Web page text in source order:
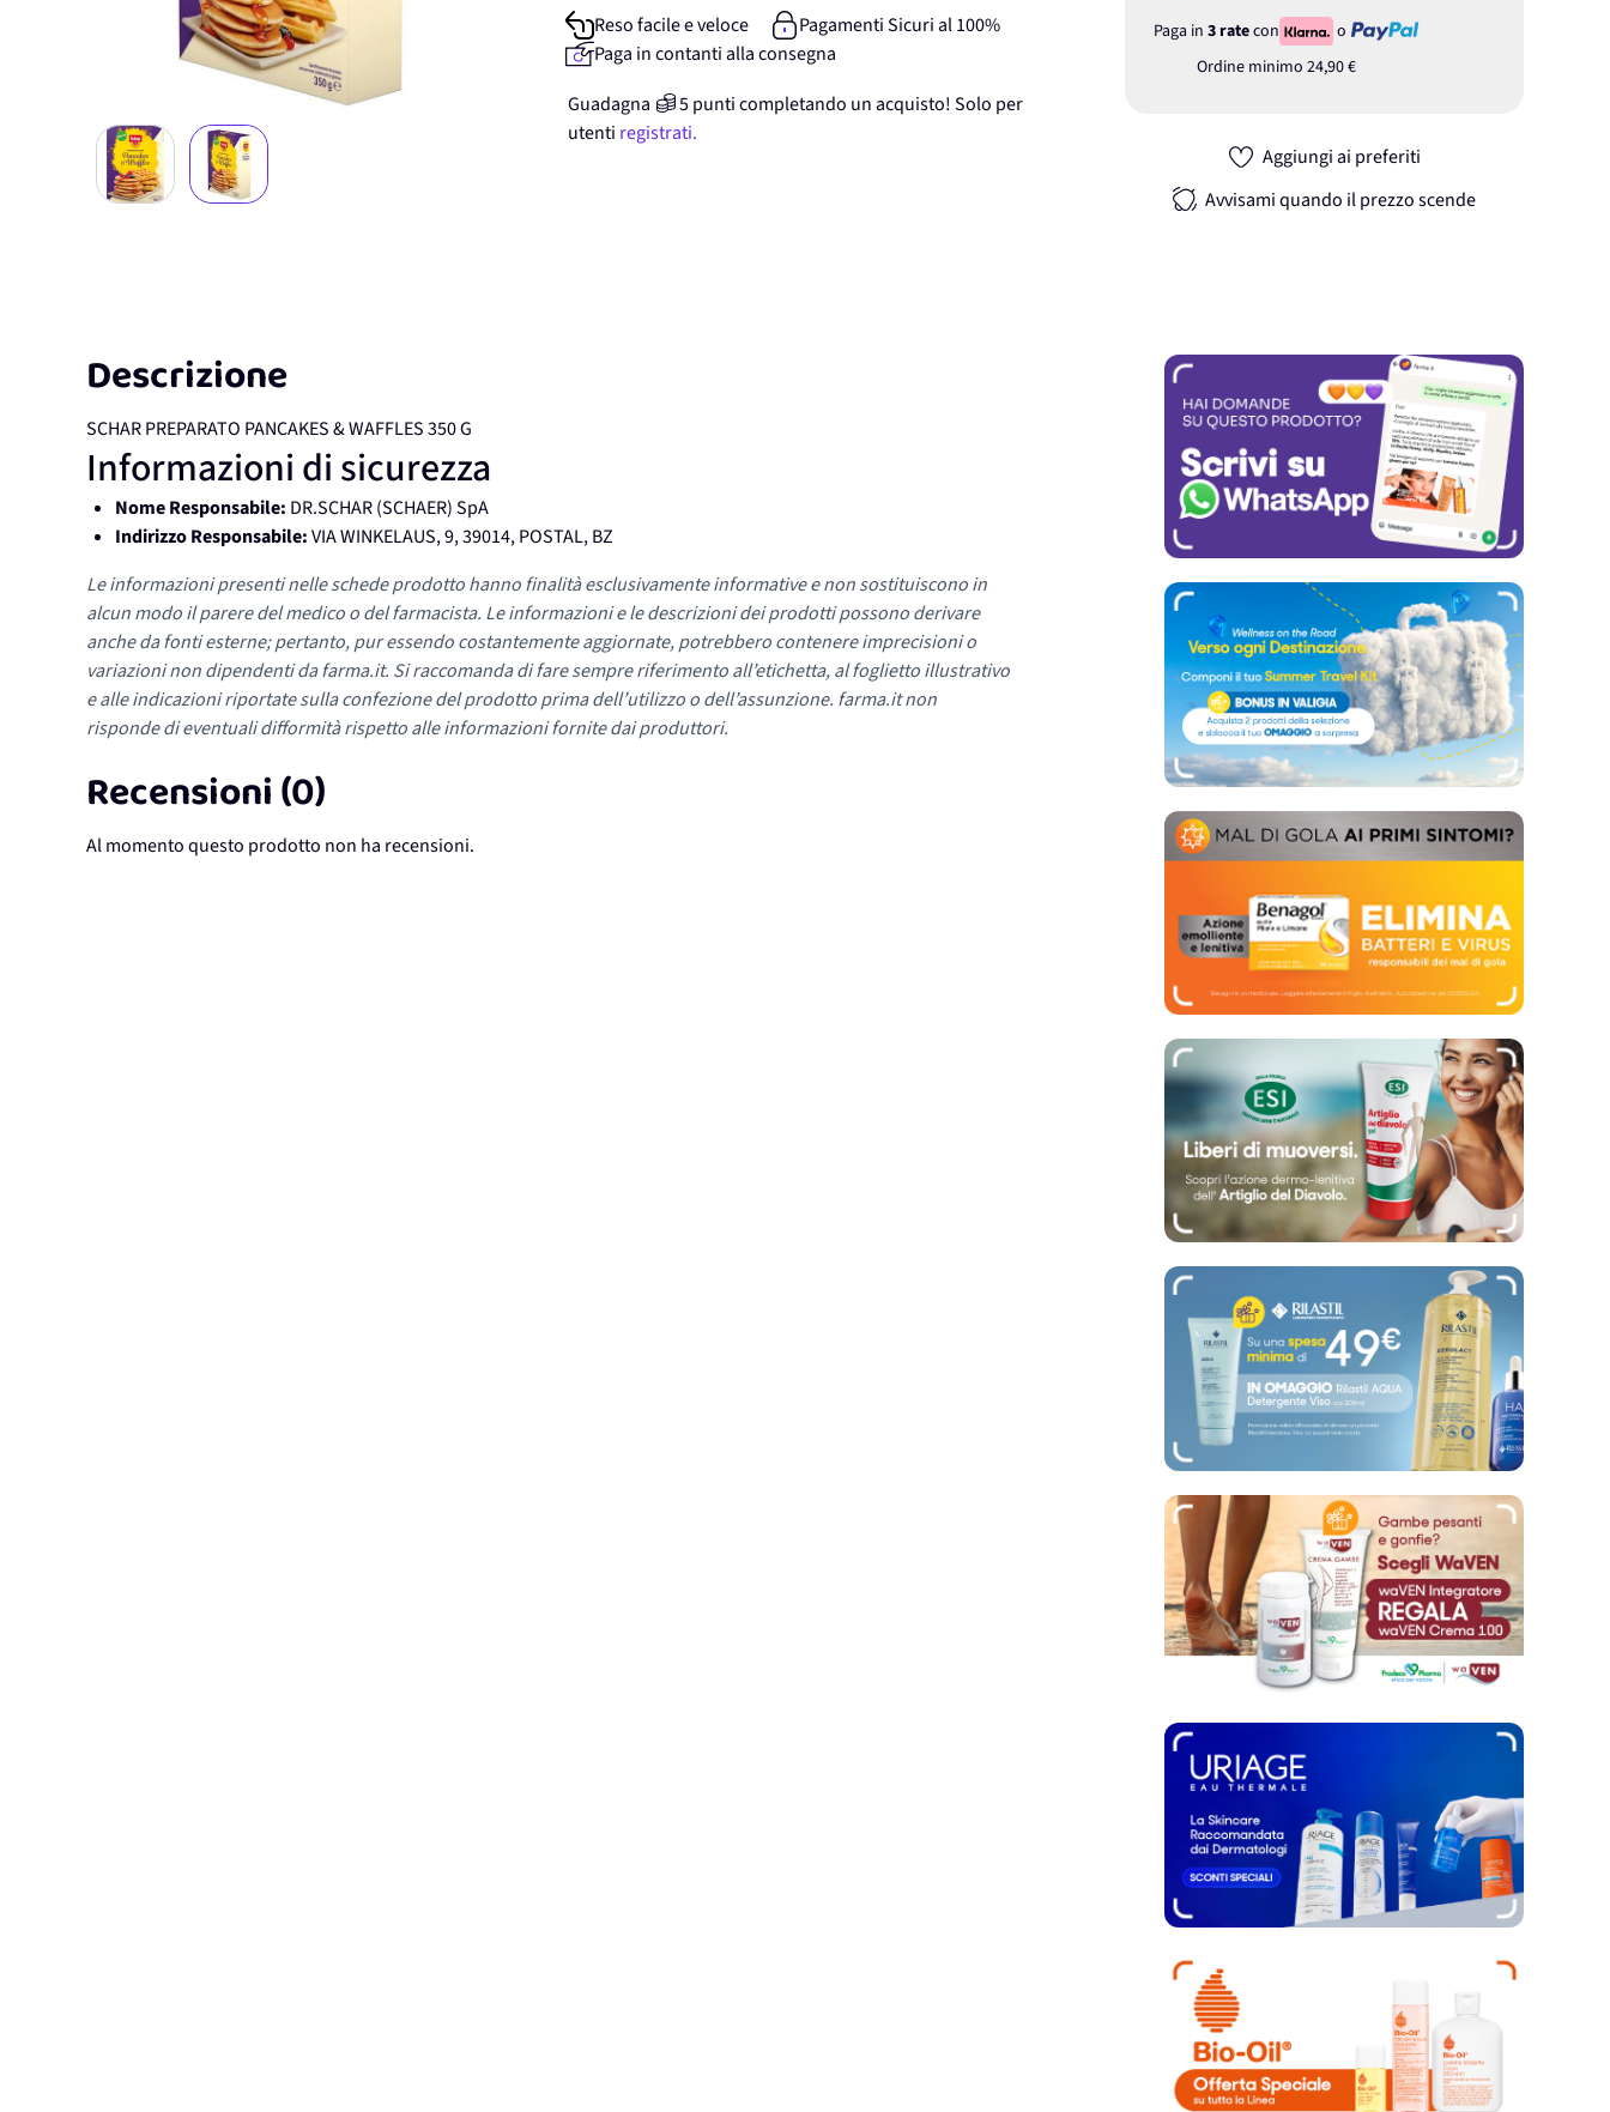
View larger imageView larger image
Paga in 3 ratecon
o
Ordine minimo 24,90 €
Aggiungi ai preferiti
Avvisami quando il prezzo scende
Reso facile e veloce
Pagamenti Sicuri al 100%
Paga in contanti alla consegna
Guadagna
5punticompletando un acquisto! Solo per
utenti registrati.
Descrizione
SCHAR PREPARATO PANCAKES & WAFFLES 350 G
Informazioni di sicurezza
Nome Responsabile: DR.SCHAR (SCHAER) SpA
Indirizzo Responsabile:VIA WINKELAUS, 9, 39014, POSTAL, BZ
Le informazioni presenti nelle schede prodotto hanno finalità esclusivamente informative e non sostituiscono in
alcun modo il parere del medico o del farmacista. Le informazioni e le descrizioni dei prodotti possono derivare
anche da fonti esterne; pertanto, pur essendo costantemente aggiornate, potrebbero contenere imprecisioni o
variazioni non dipendenti da farma.it. Si raccomanda di fare sempre riferimento all’etichetta, al foglietto illustrativo
e alle indicazioni riportate sulla confezione del prodotto prima dell’utilizzo o dell’assunzione. farma.it non
risponde di eventuali difformità rispetto alle informazioni fornite dai produttori.
Recensioni (0)
Al momento questo prodotto non ha recensioni.